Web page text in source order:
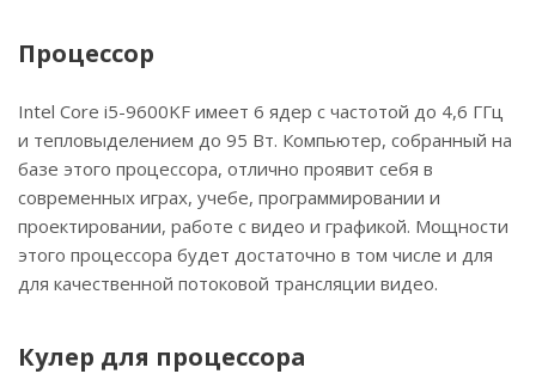
Процессор
Intel Core i5-9600KF имеет 6 ядер с частотой до 4,6 ГГц
и тепловыделением до 95 Вт. Компьютер, собранный на
базе этого процессора, отлично проявит себя в
современных играх, учебе, программировании и
проектировании, работе с видео и графикой. Мощности
этого процессора будет достаточно в том числе и для
для качественной потоковой трансляции видео.
Кулер для процессора